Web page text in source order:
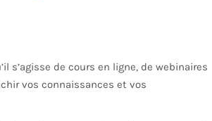
s’agisse de cours en ligne, de webinaires
vos connaissances et vos